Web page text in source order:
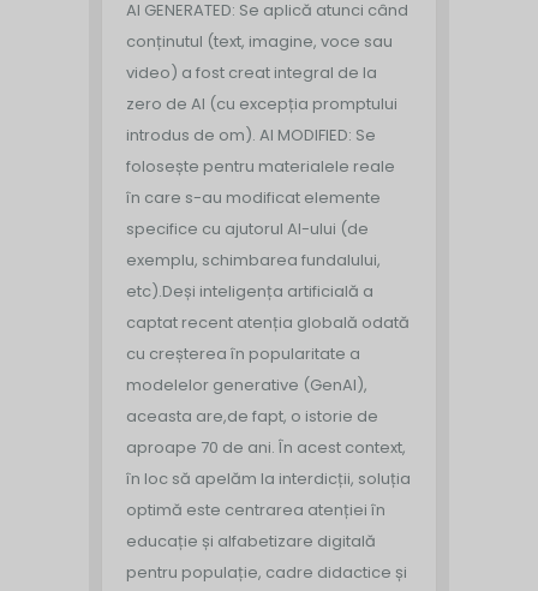
AI GENERATED: Se aplică atunci când
conținutul (text, imagine, voce sau
video) a fost creat integral de la
zero de AI (cu excepția promptului
introdus de om). ️ AI MODIFIED: Se
folosește pentru materialele reale
în care s-au modificat elemente
specifice cu ajutorul AI-ului (de
exemplu, schimbarea fundalului,
etc).Deși inteligența artificială a
captat recent atenția globală odată
cu creșterea în popularitate a
modelelor generative (GenAI),
aceasta are,de fapt, o istorie de
aproape 70 de ani. În acest context,
în loc să apelăm la interdicții, soluția
optimă este centrarea atenției în
educație și alfabetizare digitală
pentru populație, cadre didactice și